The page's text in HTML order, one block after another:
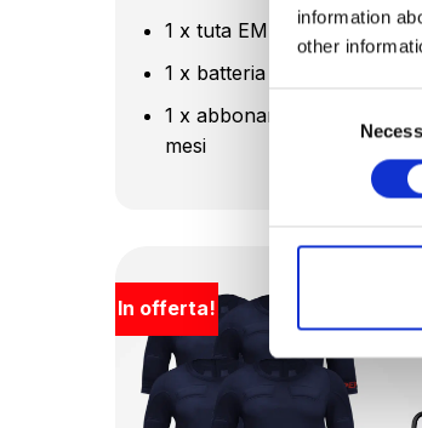
information
other
1 x tuta EMS
1 x batteria
1 x abbonamento App
mesi
In offerta!